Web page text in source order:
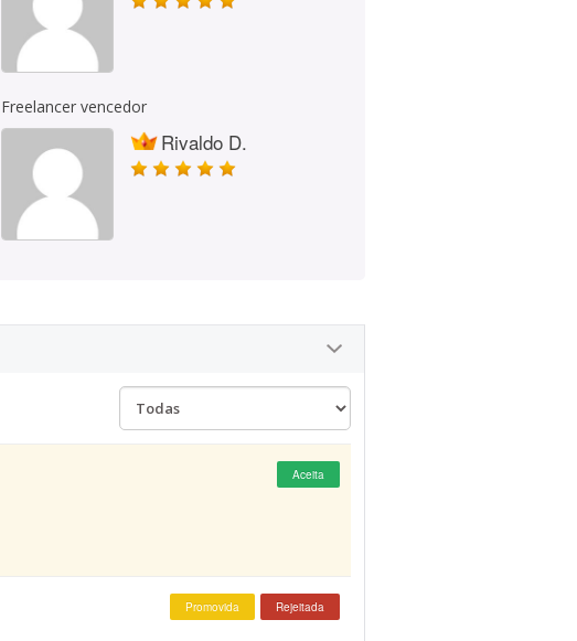
Freelancer vencedor
Rivaldo D.
Aceita
Promovida Rejeitada